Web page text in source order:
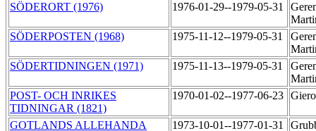
SÖDERORT (1976)
1976-01-29--1979-05-31
SÖDERPOSTEN (1968)
1975-11-12--1979-05-31
SÖDERTIDNINGEN (1971)
1975-11-13--1979-05-31
POST- OCH INRIKES
TIDNINGAR (1821)
1970-01-02--1977-06-23
GOTLANDS ALLEHANDA
1973-10-01--1977-01-31